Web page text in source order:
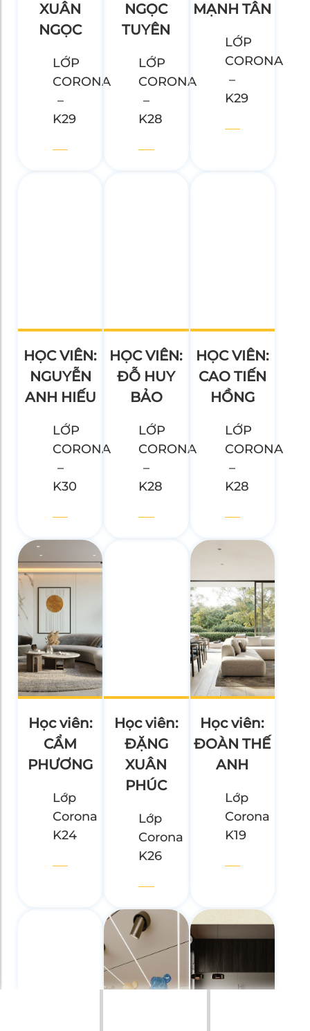
XUÂN
NGỌC
LỚP
CORONA
–
K29
NGỌC
TUYÊN
LỚP
CORONA
–
K28
MẠNH TÂN
LỚP
CORONA
–
K29
HỌC VIÊN:
NGUYỄN
ANH HIẾU
LỚP
CORONA
–
K30
HỌC VIÊN:
ĐỖ HUY
BẢO
LỚP
CORONA
–
K28
HỌC VIÊN:
CAO TIẾN
HỒNG
LỚP
CORONA
–
K28
Học viên:
CẨM
PHƯƠNG
Lớp
Corona
K24
Học viên:
ĐẶNG
XUÂN
PHÚC
Lớp
Corona
K26
Học viên:
ĐOÀN THẾ
ANH
Lớp
Corona
K19